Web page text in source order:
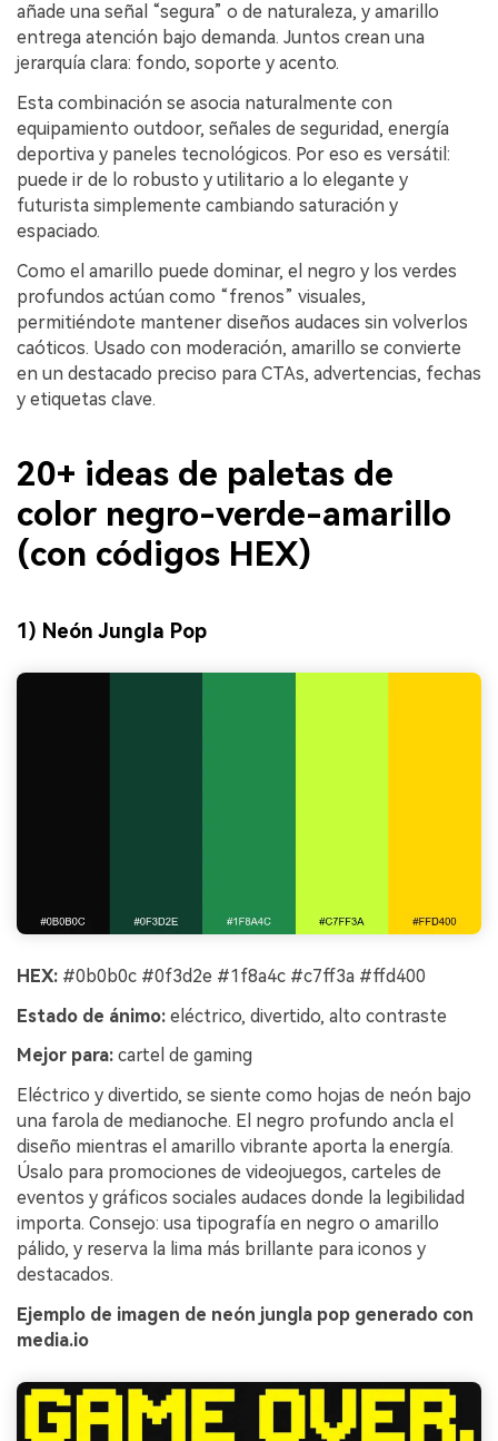
añade una señal “segura” o de naturaleza, y amarillo
entrega atención bajo demanda. Juntos crean una
jerarquía clara: fondo, soporte y acento.
Esta combinación se asocia naturalmente con
equipamiento outdoor, señales de seguridad, energía
deportiva y paneles tecnológicos. Por eso es versátil:
puede ir de lo robusto y utilitario a lo elegante y
futurista simplemente cambiando saturación y
espaciado.
Como el amarillo puede dominar, el negro y los verdes
profundos actúan como “frenos” visuales,
permitiéndote mantener diseños audaces sin volverlos
caóticos. Usado con moderación, amarillo se convierte
en un destacado preciso para CTAs, advertencias, fechas
y etiquetas clave.
20+ ideas de paletas de
color negro-verde-amarillo
(con códigos HEX)
1) Neón Jungla Pop
HEX: #0b0b0c #0f3d2e #1f8a4c #c7ff3a #ffd400
Estado de ánimo: eléctrico, divertido, alto contraste
Mejor para: cartel de gaming
Eléctrico y divertido, se siente como hojas de neón bajo
una farola de medianoche. El negro profundo ancla el
diseño mientras el amarillo vibrante aporta la energía.
Úsalo para promociones de videojuegos, carteles de
eventos y gráficos sociales audaces donde la legibilidad
importa. Consejo: usa tipografía en negro o amarillo
pálido, y reserva la lima más brillante para iconos y
destacados.
Ejemplo de imagen de neón jungla pop generado con
media.io